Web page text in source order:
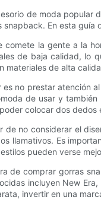
de moda popular
En esta
comete la gente a la
de baja calidad, lo
materiales de alta
no prestar atención
de usar y
colocar dos
de no considerar el
llamativos. Es
pueden verse
de comprar gorras
incluyen New
invertir en una